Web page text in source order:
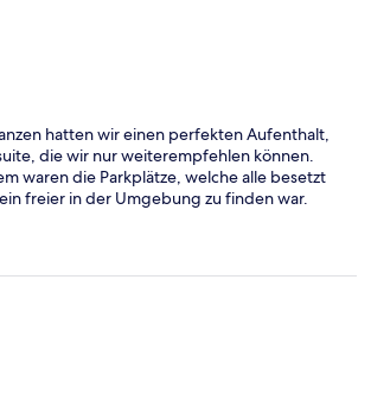
hatten wir einen perfekten Aufenthalt,
die wir nur weiterempfehlen können.
waren die Parkplätze, welche alle besetzt
freier in der Umgebung zu finden war.